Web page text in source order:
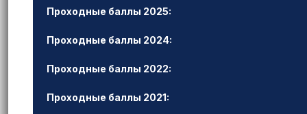
Проходные баллы 2025:
Проходные баллы 2024:
Проходные баллы 2022:
Проходные баллы 2021: